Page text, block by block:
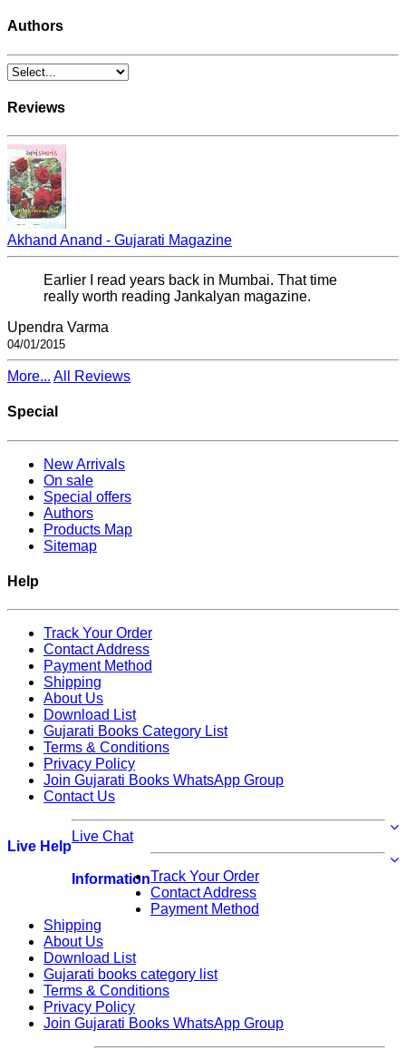
Authors
Reviews
Akhand Anand - Gujarati Magazine
Earlier I read years back in Mumbai. That time
really worth reading Jankalyan magazine.
Upendra Varma
04/01/2015
More... All Reviews
Special
New Arrivals
On sale
Special offers
Authors
Products Map
Sitemap
Help
Track Your Order
Contact Address
Payment Method
Shipping
About Us
Download List
Gujarati Books Category List
Terms & Conditions
Privacy Policy
Join Gujarati Books WhatsApp Group
Contact Us
Live Help
Live Chat
InformationTrack Your Order
Contact Address
Payment Method
Shipping
About Us
Download List
Gujarati books category list
Terms & Conditions
Privacy Policy
Join Gujarati Books WhatsApp Group